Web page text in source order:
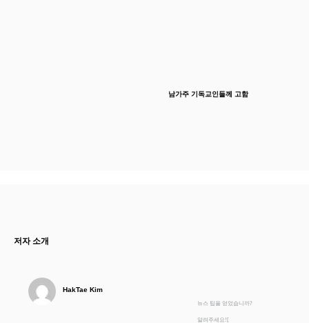
남가주 기독교인들께 고함
저자 소개
HakTae Kim
뉴스 팁을 얻었습니까?
알려주세요![